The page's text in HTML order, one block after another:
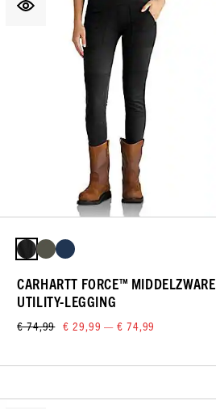
CARHARTT FORCE™ MIDDELZWARE
UTILITY-LEGGING
€ 74,99 € 29,99 — € 74,99